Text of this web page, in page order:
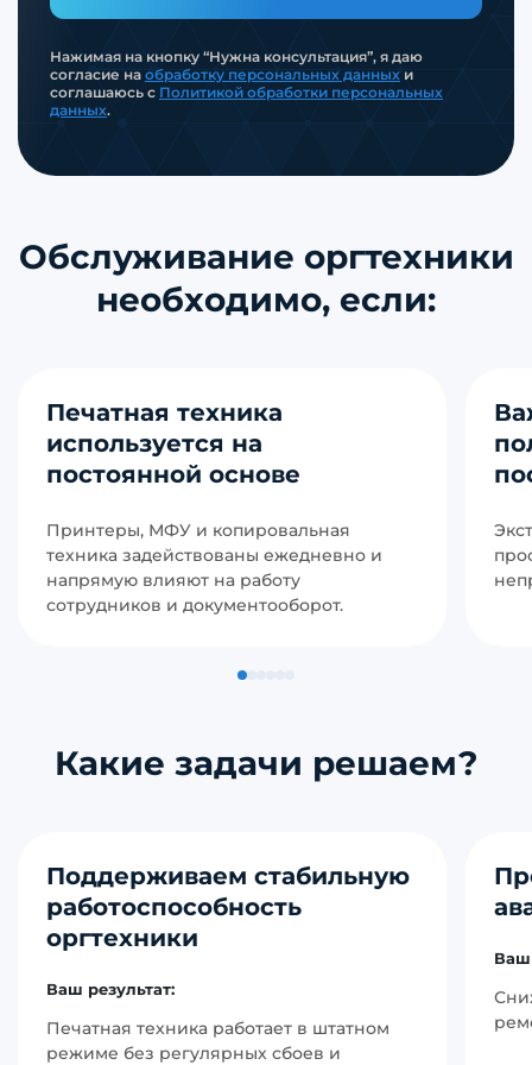
Нажимая на кнопку “Нужна консультация”, я даю
согласие на обработку персональных данных и
соглашаюсь с Политикой обработки персональных
данных.
Обслуживание оргтехники
необходимо, если:
Печатная техника
используется на
постоянной основе
Принтеры, МФУ и копировальная
техника задействованы ежедневно и
напрямую влияют на работу
сотрудников и документооборот.
Какие задачи решаем?
Поддерживаем стабильную
работоспособность
оргтехники
Ваш результат:
Печатная техника работает в штатном
режиме без регулярных сбоев и
Ваш